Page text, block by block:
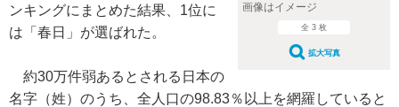
画像はイメージ
全 3 枚
拡大写真
ンキングにまとめた結果、1位に
は「春日」が選ばれた。
約30万件弱あるとされる日本の
名字（姓）のうち、全人口の98.83％以上を網羅していると